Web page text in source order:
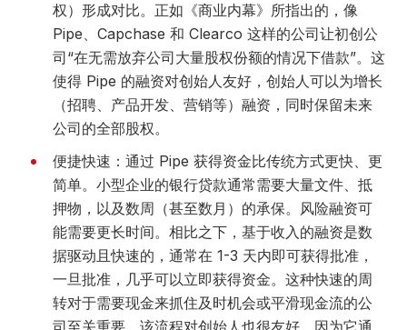
权）形成对比。正如《商业内幕》所指出的，像
Pipe、Capchase 和 Clearco 这样的公司让初创公
司“在无需放弃公司大量股权份额的情况下借款”。这
使得 Pipe 的融资对创始人友好，创始人可以为增长
（招聘、产品开发、营销等）融资，同时保留未来
公司的全部股权。
便捷快速：通过 Pipe 获得资金比传统方式更快、更
简单。小型企业的银行贷款通常需要大量文件、抵
押物，以及数周（甚至数月）的承保。风险融资可
能需要更长时间。相比之下，基于收入的融资是数
据驱动且快速的，通常在 1-3 天内即可获得批准，
一旦批准，几乎可以立即获得资金。这种快速的周
转对于需要现金来抓住及时机会或平滑现金流的公
司至关重要。该流程对创始人也很友好，因为它通